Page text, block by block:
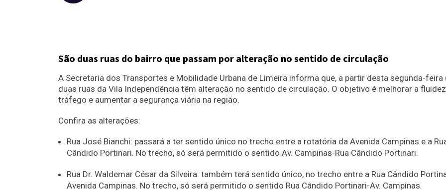
São duas ruas do bairro que passam por alteração no sentido de circulação
A Secretaria dos Transportes e Mobilidade Urbana de Limeira informa que, a partir desta segunda-feira
duas ruas da Vila Independência têm alteração no sentido de circulação. O objetivo é melhorar a
tráfego e aumentar a segurança viária na região.
Confira as alterações:
Rua José Bianchi: passará a ter sentido único no trecho entre a rotatória da Avenida Campinas e a
Cândido Portinari. No trecho, só será permitido o sentido Av. Campinas-Rua Cândido Portinari.
Rua Dr. Waldemar César da Silveira: também terá sentido único, no trecho entre a Rua Cândido
Avenida Campinas. No trecho, só será permitido o sentido Rua Cândido Portinari-Av. Campinas.